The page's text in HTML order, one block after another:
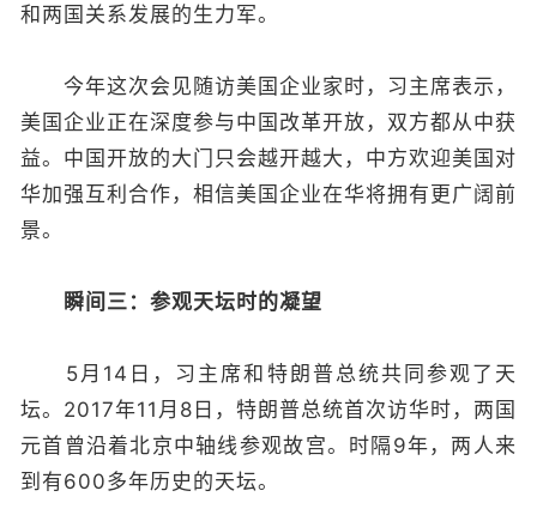
和两国关系发展的生力军。
今年这次会见随访美国企业家时，习主席表示，
美国企业正在深度参与中国改革开放，双方都从中获
益。中国开放的大门只会越开越大，中方欢迎美国对
华加强互利合作，相信美国企业在华将拥有更广阔前
景。
瞬间三：参观天坛时的凝望
5月14日，习主席和特朗普总统共同参观了天
坛。2017年11月8日，特朗普总统首次访华时，两国
元首曾沿着北京中轴线参观故宫。时隔9年，两人来
到有600多年历史的天坛。